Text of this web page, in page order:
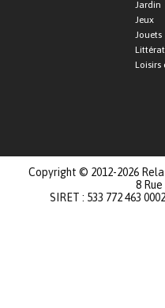
Jardin
Jeux
Jouets
Loisirs
Copyright © 2012-2026
8
SIRET : 533 772 463